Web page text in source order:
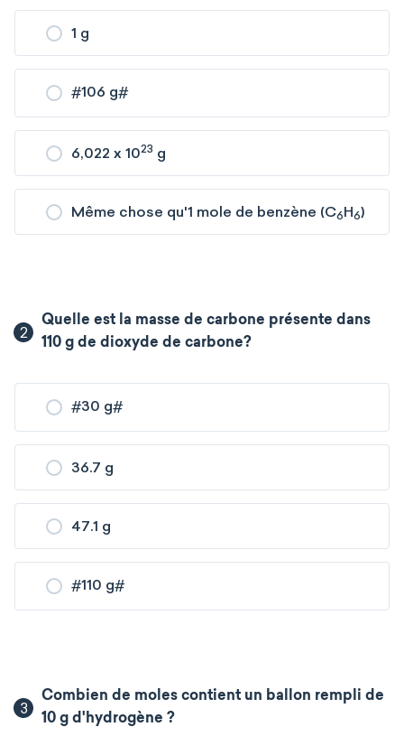
1 g
#106 g#
6,022 x 1023 g
Même chose qu'1 mole de benzène (C6H6)
2
Quelle est la masse de carbone présente dans
110 g de dioxyde de carbone?
#30 g#
36.7 g
47.1 g
#110 g#
3
Combien de moles contient un ballon rempli de
10 g d'hydrogène ?